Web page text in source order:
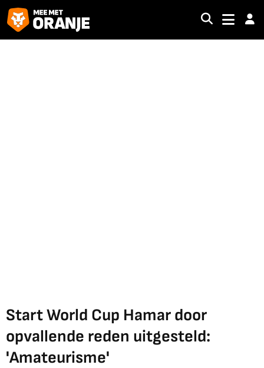
Start World Cup Hamar door
opvallende reden uitgesteld:
'Amateurisme'